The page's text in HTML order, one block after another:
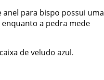
anel para bispo possui uma
a pedra mede
de veludo azul.